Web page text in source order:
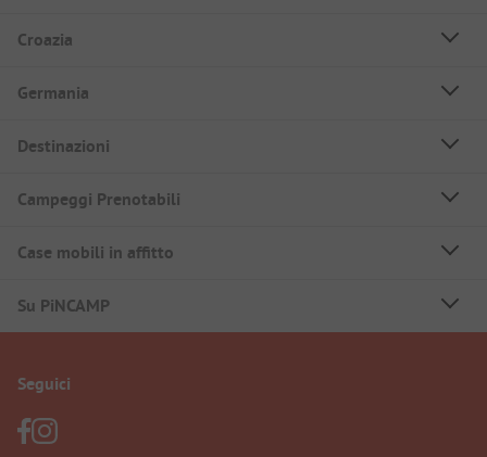
Croazia
Germania
Destinazioni
Campeggi Prenotabili
Case mobili in affitto
Su PiNCAMP
Seguici